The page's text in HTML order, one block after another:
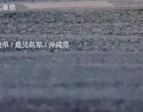
庫県
県/鹿児島県/沖縄県